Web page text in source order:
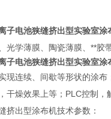
子电池狭缝挤出型实验室涂
光学薄膜、陶瓷薄膜、**胶
子电池狭缝挤出型实验室涂
现连续、间歇等形状的涂
干燥效果上等；PLC控制，
挤出型涂布机技术参数：